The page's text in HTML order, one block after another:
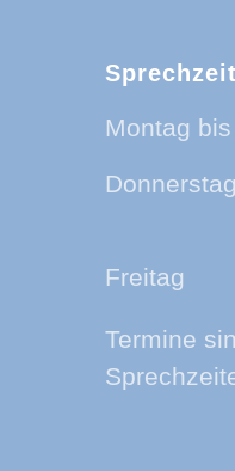
Montag
Donnerstag
Freitag
Termine